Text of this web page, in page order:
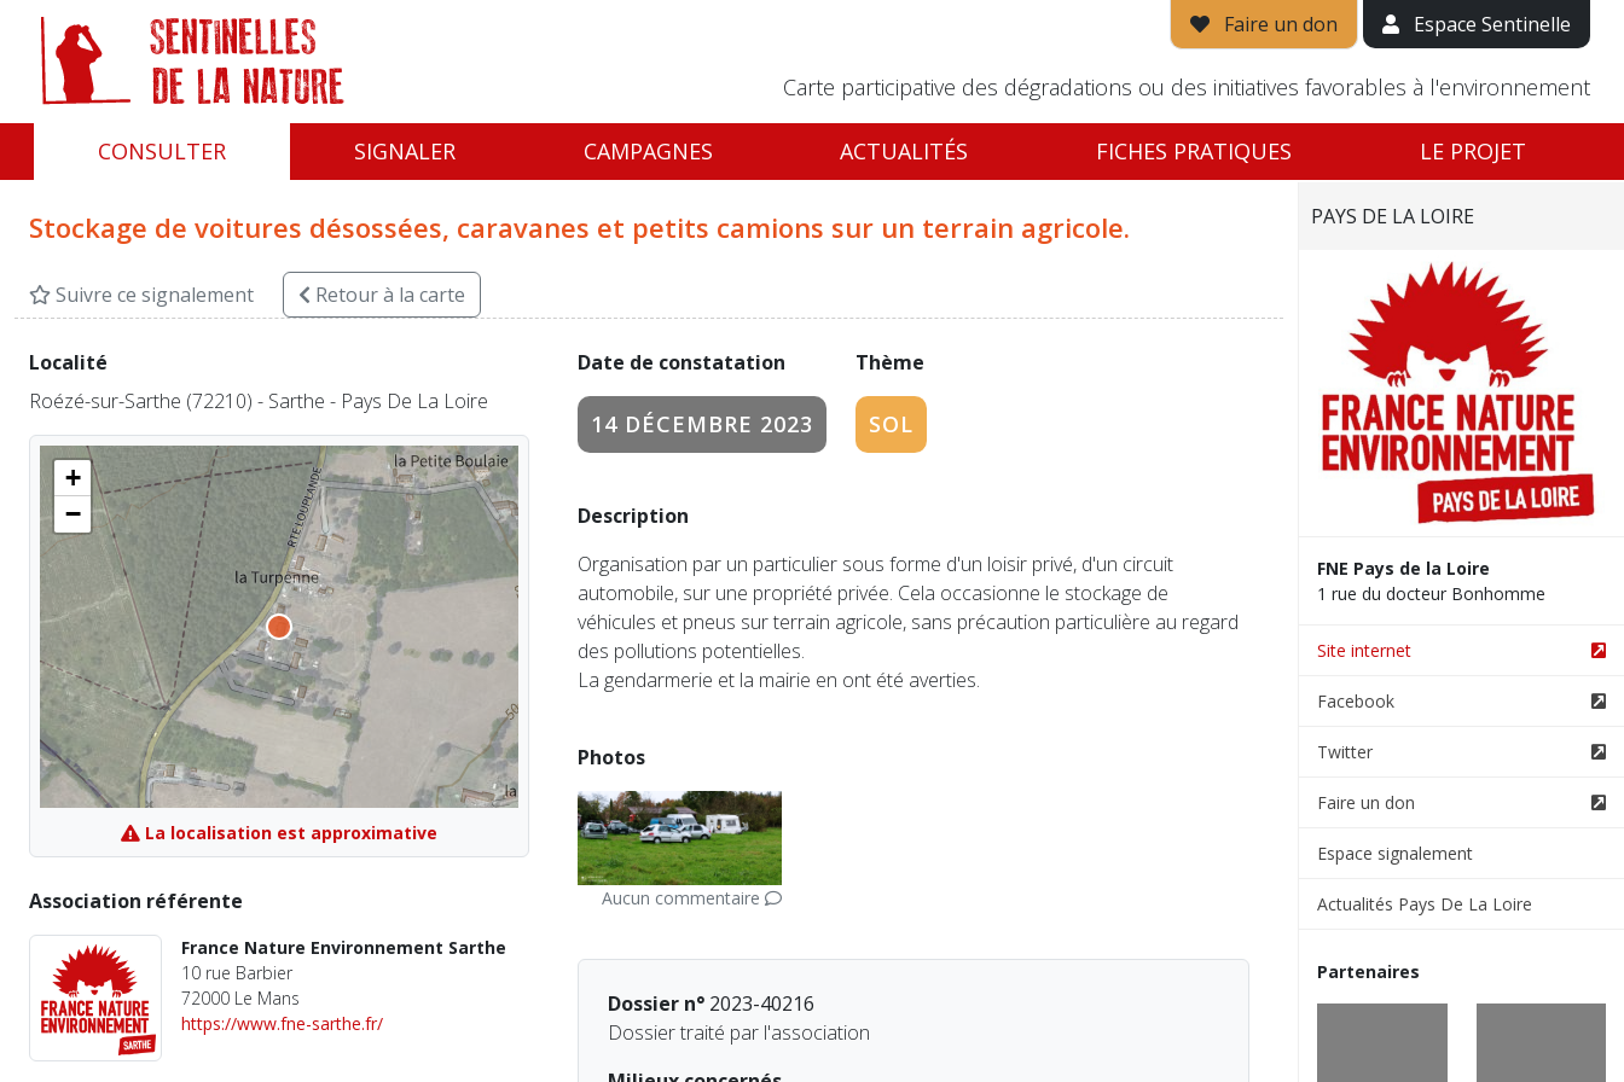
Faire un don Espace Sentinelle
Carte participative des dégradations ou des initiatives favorables à l'environnement
CONSULTER SIGNALER CAMPAGNES ACTUALITÉS FICHES PRATIQUES LE PROJET
Stockage de voitures désossées, caravanes et petits camions sur un terrain agricole.
Suivre ce signalement Retourà la carte
Date de constatation
14 DÉCEMBRE 2023
Thème
SOL
Description
Organisation par un particulier sous forme d'un loisir privé, d'un circuit
automobile, sur une propriété privée. Cela occasionne le stockage de
véhicules et pneus sur terrain agricole, sans précaution particulière au regard
des pollutions potentielles.
La gendarmerie et la mairie en ont été averties.
Photos
Aucun commentaire
Dossier n°2023-40216
Dossier traité par l'association
Localité
Roézé-sur-Sarthe (72210) - Sarthe - Pays De La Loire
+
−
La localisation est approximative
Association référente
France Nature Environnement Sarthe
10 rue Barbier
72000 Le Mans
https://www.fne-sarthe.fr/
PAYS DE LA LOIRE
FNE Pays de la Loire
1 rue du docteur Bonhomme
Site internet
Facebook
Twitter
Faire un don
Espace signalement
Actualités Pays De La Loire
Partenaires
Panneau de gestion des cookies